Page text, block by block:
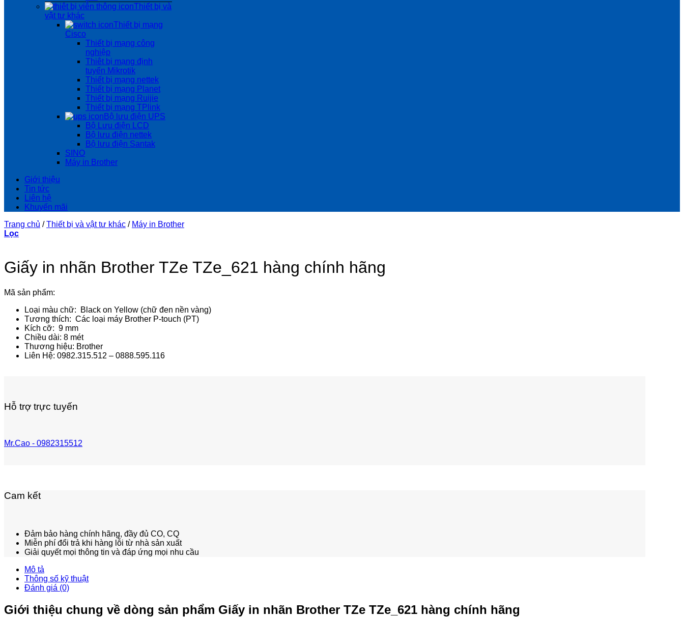
Thiết bị và
vật tư khác
Thiết bị mạng
Cisco
Thiết bị mạng công
nghiệp
Thiêt bị mạng định
tuyến Mikrotik
Thiết bị mạng nettek
Thiết bị mạng Planet
Thiết bị mạng Ruijie
Thiết bị mạng TPlink
Bộ lưu điện UPS
Bộ Lưu điện LCD
Bộ lưu điện nettek
Bộ lưu điện Santak
SINO
Máy in Brother
Giới thiệu
Tin tức
Liên hệ
Khuyến mãi
Trang chủ / Thiết bị và vật tư khác / Máy in Brother
Lọc
Giấy in nhãn Brother TZe TZe_621 hàng chính hãng
Mã sản phẩm:
Loại màu chữ: Black on Yellow (chữ đen nền vàng)
Tương thích: Các loại máy Brother P-touch (PT)
Kích cỡ: 9 mm
Chiều dài: 8 mét
Thương hiệu: Brother
Liên Hệ: 0982.315.512 – 0888.595.116
Hỗ trợ trực tuyến
Mr.Cao - 0982315512
Cam kết
Đảm bảo hàng chính hãng, đầy đủ CO, CQ
Miễn phí đổi trả khi hàng lỗi từ nhà sản xuất
Giải quyết mọi thông tin và đáp ứng mọi nhu cầu
Mô tả
Thông số kỹ thuật
Đánh giá (0)
Giới thiệu chung về dòng sản phẩm Giấy in nhãn Brother TZe TZe_621 hàng chính hãng